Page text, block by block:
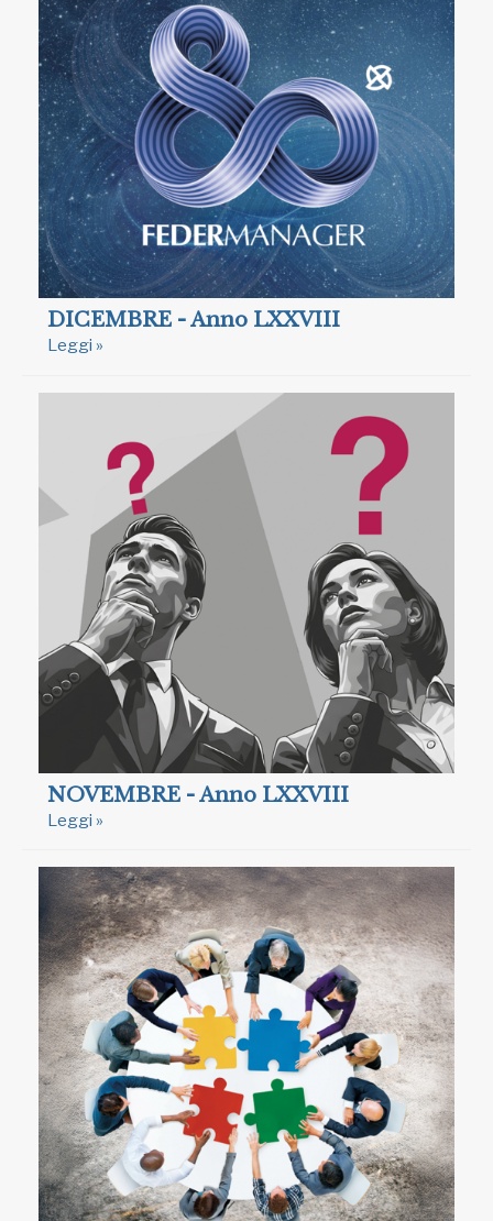
DICEMBRE - Anno LXXVIII
Leggi »
NOVEMBRE - Anno LXXVIII
Leggi »